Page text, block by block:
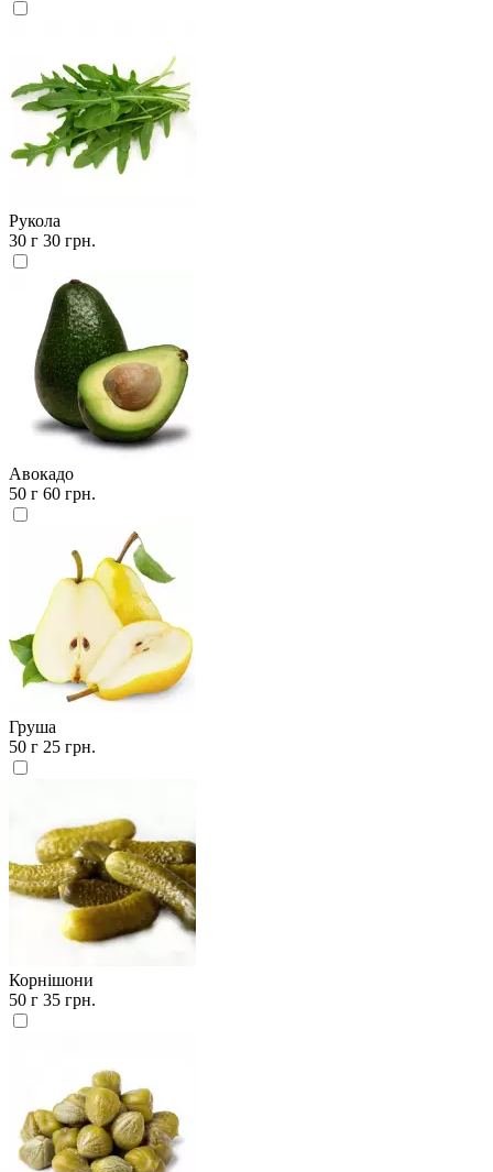
Рукола
30 г 30 грн.
Авокадо
50 г 60 грн.
Груша
50 г 25 грн.
Корнішони
50 г 35 грн.